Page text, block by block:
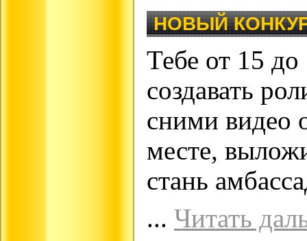
НОВЫЙ
Тебе от 15
создавать
сними видео
месте,
стань
... Читать